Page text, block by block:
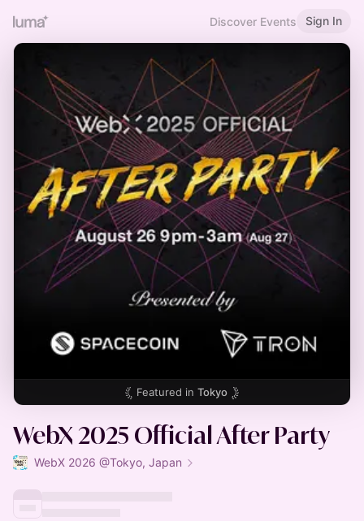
Discover Events Sign In
Featured in Tokyo
WebX 2025 Official After Party
WebX 2026 @Tokyo, Japan